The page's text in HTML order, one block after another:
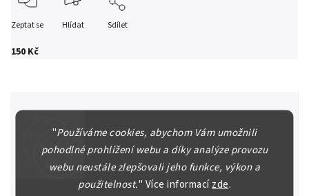
"Používáme cookies, abychom Vám umožnili
pohodlné prohlížení webu a díky analýze provozu
webu neustále zlepšovali jeho funkce, výkon a
použitelnost." Více informacízde.
150 Kč
Zeptat se Hlídat Sdílet
Špičkové služby za nejlepší ceny
Náš kolektiv specialistů a znalců se Vám bude plně věnovat.
Posoudíme kvalitu a pravost Vašeho materiálu, prodáme v naší
aukci nebo Vám poradíme kam investovat.